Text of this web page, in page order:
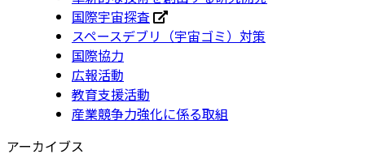
国際宇宙探査
スペースデブリ（宇宙ゴミ）対策
国際協力
広報活動
教育支援活動
産業競争力強化に係る取組
アーカイブス